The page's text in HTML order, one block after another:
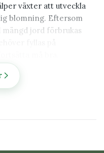
växter att utveckla
blomning. Eftersom
jord förbrukas
växter